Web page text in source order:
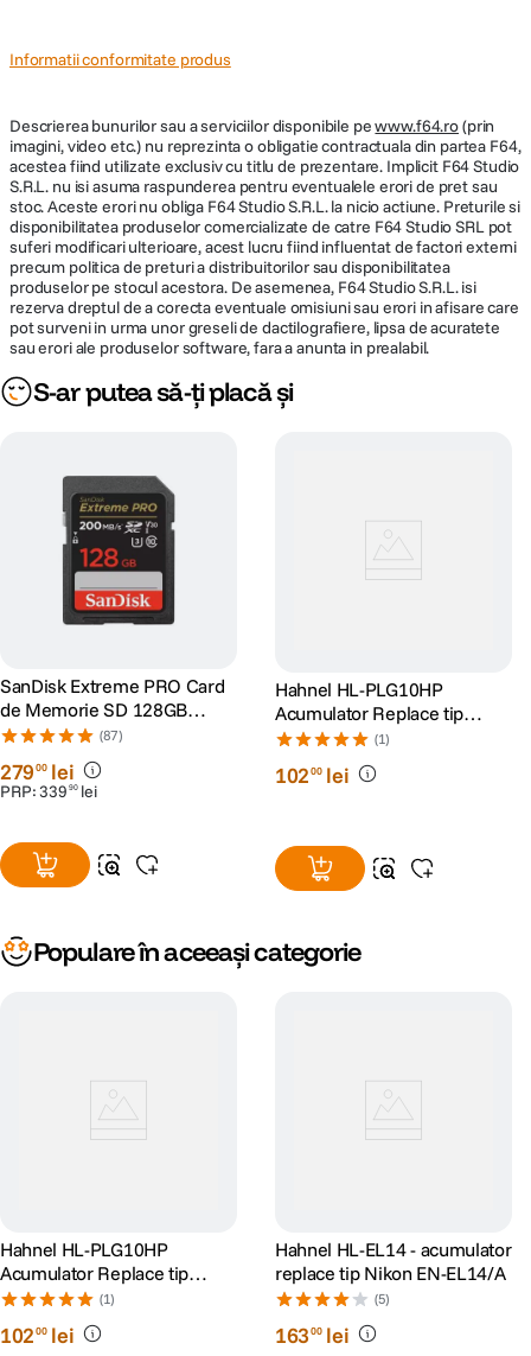
Informatii conformitate produs
Descrierea bunurilor sau a serviciilor disponibile pewww.f64.ro(prin
imagini, video etc.) nu reprezinta o obligatie contractuala din partea F64,
acestea fiind utilizate exclusiv cu titlu de prezentare. Implicit F64 Studio
S.R.L. nu isi asuma raspunderea pentru eventualele erori de pret sau
stoc. Aceste erori nu obliga F64 Studio S.R.L. la nicio actiune. Preturile si
disponibilitatea produselor comercializate de catre F64 Studio SRL pot
suferi modificari ulterioare, acest lucru fiind influentat de factori externi
precum politica de preturi a distribuitorilor sau disponibilitatea
produselor pe stocul acestora. De asemenea, F64 Studio S.R.L. isi
rezerva dreptul de a corecta eventuale omisiuni sau erori in afisare care
pot surveni in urma unor greseli de dactilografiere, lipsa de acuratete
sau erori ale produselor software, fara a anunta in prealabil.
S-ar putea să-ți placă și
SanDisk Extreme PRO Card
de Memorie SD 128GB
SDXC UHS-I Class 10 U3 V30
+ 2 Ani RescuePRO Deluxe
(87)
27900 lei
PRP:339 90 lei
Hahnel HL-PLG10HP
Acumulator Replace tip
Panasonic DMW-BLG10E
1000mAh
(1)
10200 lei
Populare în aceeași categorie
Hahnel HL-PLG10HP
Acumulator Replace tip
Panasonic DMW-BLG10E
1000mAh
(1)
10200 lei
Hahnel HL-EL14 - acumulator
replace tip Nikon EN-EL14/A
(5)
16300 lei